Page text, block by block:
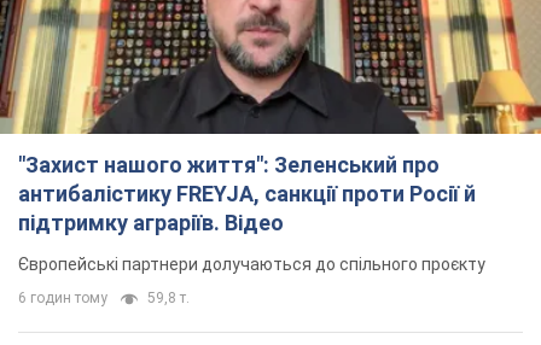
"Захист нашого життя": Зеленський про
антибалістику FREYJA, санкції проти Росії й
підтримку аграріїв. Відео
Європейські партнери долучаються до спільного проєкту
6 годин тому 59,8 т.